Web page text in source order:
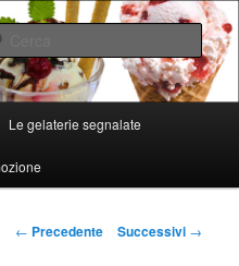
Cerca
Le gelaterie segnalate
Navigazione
← Precedente Successivi →